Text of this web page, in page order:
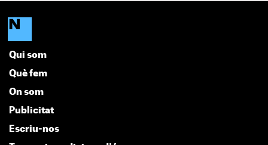
Qui som
Què fem
On som
Publicitat
Escriu-nos